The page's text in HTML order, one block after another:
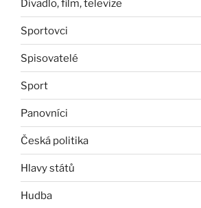
Divadlo, film, televize
Sportovci
Spisovatelé
Sport
Panovníci
Česká politika
Hlavy států
Hudba